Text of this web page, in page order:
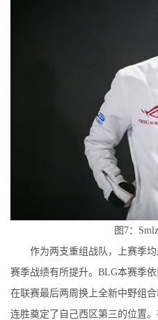
图7：Smlz
作为两支重组战队，上赛季均
赛季战绩有所提升。BLG本赛季
在联赛最后两周换上全新中野组
连胜奠定了自己西区第三的位置。